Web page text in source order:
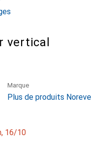
vertical
Marque
Plus de produits Noreve
16/10